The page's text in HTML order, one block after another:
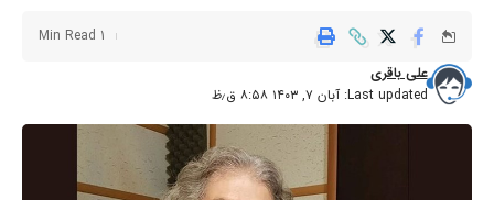
Last updated: آبان ۷, ۱۴۰۳ ۸:۵۸ ق٫ظ
علی باقری
1 Min Read